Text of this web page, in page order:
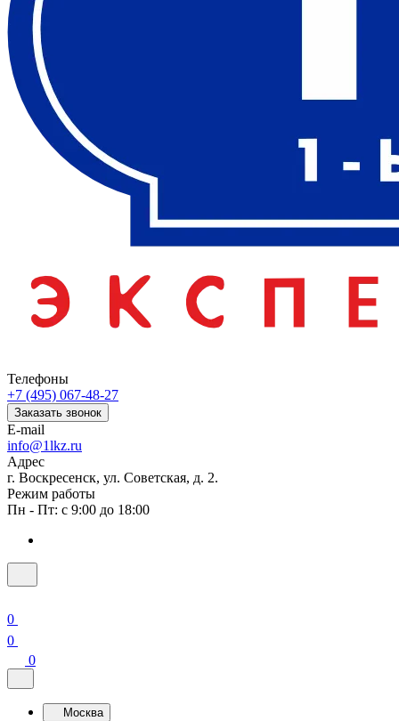
Телефоны
+7 (495) 067-48-27
Заказать звонок
E-mail
info@1lkz.ru
Адрес
г. Воскресенск, ул. Советская, д. 2.
Режим работы
Пн - Пт: с 9:00 до 18:00
0
0
0
Москва